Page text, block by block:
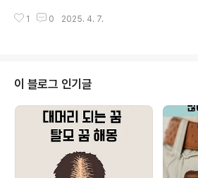
은 생각보다 긍정적인 의미를 담고 있는 경우가 많아요
오랜 세월 동안 **아기가 생기기 전 꾸는 특별한 꿈, 즉
'태몽'에 대해 알아보려고 합니다. 어떤 상징들이 자주
고, 꿈 속에 담긴 의미는 무엇인지, 그리고 따뜻한 실제
험담도 함께 나눠볼게요. ◆ 태몽이란태몽은 단순한
는 달리 한 생명이 이 세상에 찾아오기 직전에 전해지
비한 예감의 메시지처럼 여겨져요. 주로 어머니나 아버
1 0 2025. 4. 7.
이 블로그 인기글